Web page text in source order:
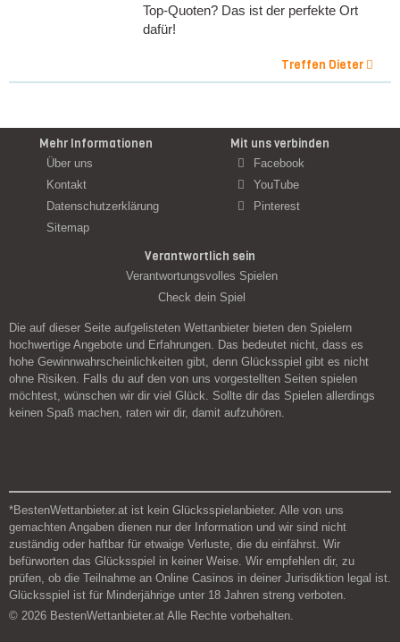
Top-Quoten? Das ist der perfekte Ort
dafür!
Treffen Dieter
Mehr Informationen
Über uns
Kontakt
Datenschutzerklärung
Sitemap
Mit uns verbinden
Facebook
YouTube
Pinterest
Verantwortlich sein
Verantwortungsvolles Spielen
Check dein Spiel
Die auf dieser Seite aufgelisteten Wettanbieter bieten den Spielern
hochwertige Angebote und Erfahrungen. Das bedeutet nicht, dass es
hohe Gewinnwahrscheinlichkeiten gibt, denn Glücksspiel gibt es nicht
ohne Risiken. Falls du auf den von uns vorgestellten Seiten spielen
möchtest, wünschen wir dir viel Glück. Sollte dir das Spielen allerdings
keinen Spaß machen, raten wir dir, damit aufzuhören.
*BestenWettanbieter.at ist kein Glücksspielanbieter. Alle von uns
gemachten Angaben dienen nur der Information und wir sind nicht
zuständig oder haftbar für etwaige Verluste, die du einfährst. Wir
befürworten das Glücksspiel in keiner Weise. Wir empfehlen dir, zu
prüfen, ob die Teilnahme an Online Casinos in deiner Jurisdiktion legal ist.
Glücksspiel ist für Minderjährige unter 18 Jahren streng verboten.
© 2026 BestenWettanbieter.at Alle Rechte vorbehalten.